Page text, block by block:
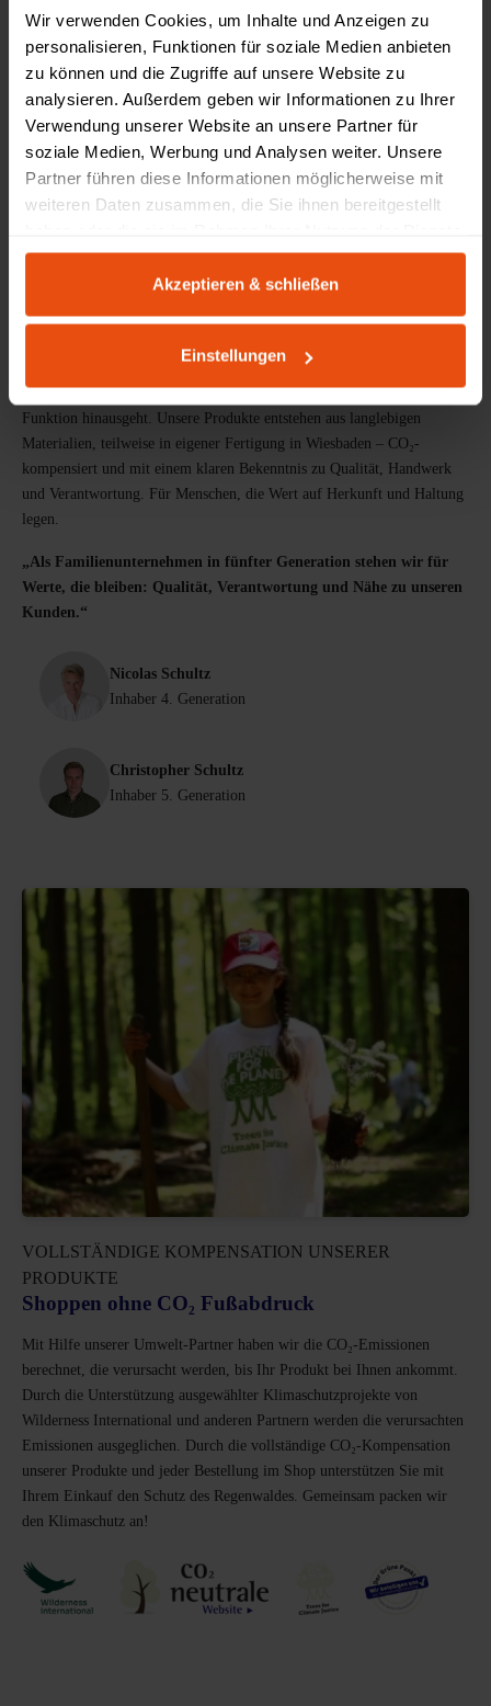
Wir verwenden Cookies, um Inhalte und Anzeigen zu
personalisieren, Funktionen für soziale Medien anbieten
zu können und die Zugriffe auf unsere Website zu
analysieren. Außerdem geben wir Informationen zu Ihrer
Verwendung unserer Website an unsere Partner für
soziale Medien, Werbung und Analysen weiter. Unsere
Partner führen diese Informationen möglicherweise mit
weiteren Daten zusammen, die Sie ihnen bereitgestellt
gesammelt haben.
Akzeptieren & schließen
Einstellungen
Möbel mit Herkunft & Haltung
Lokale Wertschöpfung und Arbeitsplätze: Seit 1898 gestalten und
produzieren wir Möbel mit einem Anspruch, der über eine reine
Funktion hinausgeht. Unsere Produkte entstehen aus langlebigen
Materialien, teilweise in eigener Fertigung in Wiesbaden – CO₂-
kompensiert und mit einem klaren Bekenntnis zu Qualität, Handwerk
und Verantwortung. Für Menschen, die Wert auf Herkunft und Haltung
legen.
„Als Familienunternehmen in fünfter Generation stehen wir für
Werte, die bleiben: Qualität, Verantwortung und Nähe zu unseren
Kunden.“
Nicolas Schultz
Inhaber 4. Generation
Christopher Schultz
Inhaber 5. Generation
VOLLSTÄNDIGE KOMPENSATION UNSERER
PRODUKTE
Shoppen ohne CO₂ Fußabdruck
Mit Hilfe unserer Umwelt-Partner haben wir die CO₂-Emissionen
berechnet, die verursacht werden, bis Ihr Produkt bei Ihnen ankommt.
Durch die Unterstützung ausgewählter Klimaschutzprojekte von
Wilderness International und anderen Partnern werden die verursachten
Emissionen ausgeglichen. Durch die vollständige CO₂-Kompensation
unserer Produkte und jeder Bestellung im Shop unterstützen Sie mit
Ihrem Einkauf den Schutz des Regenwaldes. Gemeinsam packen wir
den Klimaschutz an!